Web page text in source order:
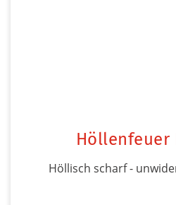
Höllenfeuer
Höllisch scharf -